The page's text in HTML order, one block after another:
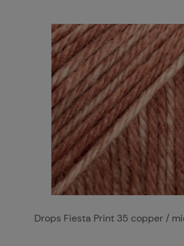
Drops Fiesta Print 35 copper /